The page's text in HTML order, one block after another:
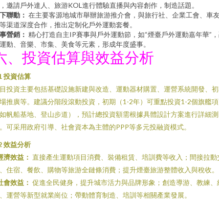
邀請戶外達人、旅游KOL進行體驗直播與內容創作，制造話題。
聯動： 在主要客源地城市舉辦旅游推介會，與旅行社、企業工會、車
渠道深度合作，推出定制化戶外運動套餐。
營銷： 精心打造自主IP賽事與戶外運動節，如“煙臺戶外運動嘉年華”
動、音樂、市集、美食等元素，形成年度盛事。
、投資估算與效益分析
投資估算
投資主要包括基礎設施新建與改造、運動器材購置、運營系統開發、
推廣等。建議分階段滾動投資，初期（1-2年）可重點投資1-2個旗艦
帆船基地、登山步道），預計總投資額需根據具體設計方案進行詳細測
可采用政府引導、社會資本為主體的PPP等多元投融資模式。
效益分析
濟效益： 直接產生運動項目消費、裝備租賃、培訓費等收入；間接拉動
住宿、餐飲、購物等旅游全鏈條消費；提升煙臺旅游整體收入與稅收。
會效益： 促進全民健身，提升城市活力與品牌形象；創造導游、教練、
運營等新型就業崗位；帶動體育制造、培訓等相關產業發展。